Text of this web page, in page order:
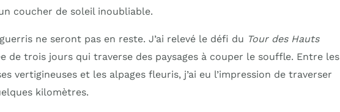
coucher de soleil inoubliable.
ne seront pas en reste. J’ai relevé le défi du Tour des Hauts
de trois jours qui traverse des paysages à couper le souffle. Entre les
vertigineuses et les alpages fleuris, j’ai eu l’impression de traverser
kilomètres.